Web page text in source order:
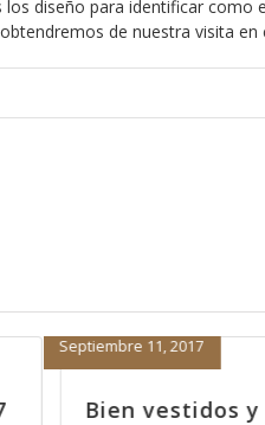
diseño para identificar como
de nuestra visita en
6 Bien
Septiembre 8, 2017